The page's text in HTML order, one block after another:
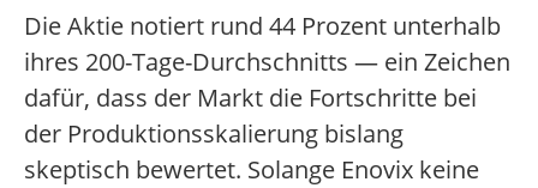
Die Aktie notiert rund 44 Prozent unterhalb
ihres 200-Tage-Durchschnitts — ein Zeichen
dafür, dass der Markt die Fortschritte bei
der Produktionsskalierung bislang
skeptisch bewertet. Solange Enovix keine